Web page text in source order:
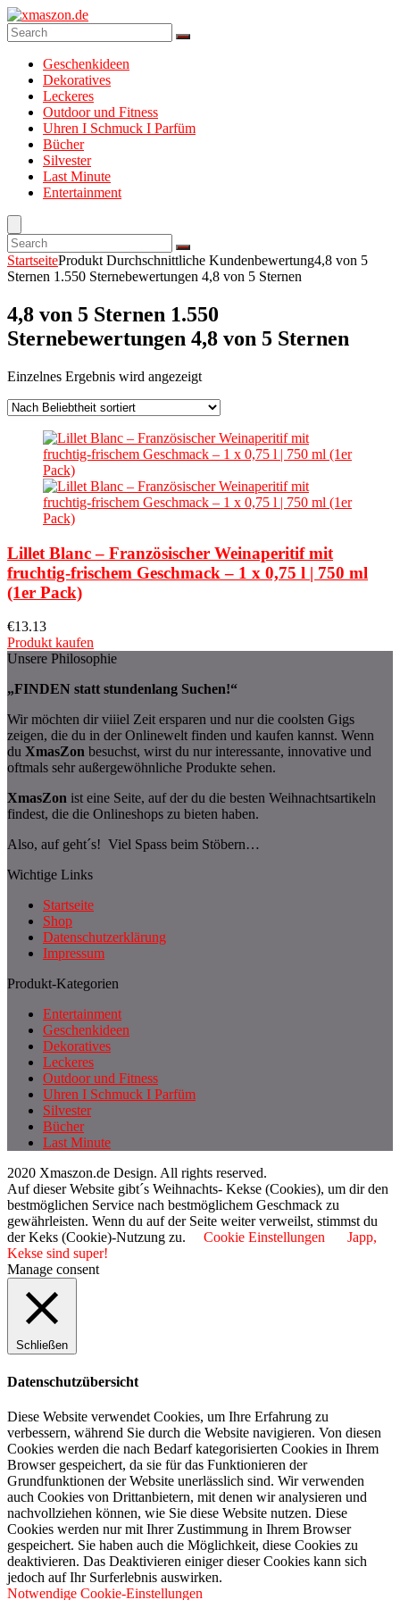
Geschenkideen
Dekoratives
Leckeres
Outdoor und Fitness
Uhren I Schmuck I Parfüm
Bücher
Silvester
Last Minute
Entertainment
StartseiteProdukt Durchschnittliche Kundenbewertung4,8 von 5
Sternen 1.550 Sternebewertungen 4,8 von 5 Sternen
4,8 von 5 Sternen 1.550
Sternebewertungen 4,8 von 5 Sternen
Einzelnes Ergebnis wird angezeigt
Lillet Blanc – Französischer Weinaperitif mit
fruchtig-frischem Geschmack – 1 x 0,75 l | 750 ml
(1er Pack)
€13.13
Produkt kaufen
Unsere Philosophie
„FINDEN statt stundenlang Suchen!“
Wir möchten dir viiiel Zeit ersparen und nur die coolsten Gigs
zeigen, die du in der Onlinewelt finden und kaufen kannst. Wenn
du XmasZon besuchst, wirst du nur interessante, innovative und
oftmals sehr außergewöhnliche Produkte sehen.
XmasZon ist eine Seite, auf der du die besten Weihnachtsartikeln
findest, die die Onlineshops zu bieten haben.
Also, auf geht´s! Viel Spass beim Stöbern…
Wichtige Links
Startseite
Shop
Datenschutzerklärung
Impressum
Produkt-Kategorien
Entertainment
Geschenkideen
Dekoratives
Leckeres
Outdoor und Fitness
Uhren I Schmuck I Parfüm
Silvester
Bücher
Last Minute
2020 Xmaszon.de Design. All rights reserved.
Auf dieser Website gibt´s Weihnachts- Kekse (Cookies), um dir den
bestmöglichen Service nach bestmöglichem Geschmack zu
gewährleisten. Wenn du auf der Seite weiter verweilst, stimmst du
der Keks (Cookie)-Nutzung zu.
Cookie Einstellungen
Japp,
Kekse sind super!
Manage consent
Schließen
Datenschutzübersicht
Diese Website verwendet Cookies, um Ihre Erfahrung zu
verbessern, während Sie durch die Website navigieren. Von diesen
Cookies werden die nach Bedarf kategorisierten Cookies in Ihrem
Browser gespeichert, da sie für das Funktionieren der
Grundfunktionen der Website unerlässlich sind. Wir verwenden
auch Cookies von Drittanbietern, mit denen wir analysieren und
nachvollziehen können, wie Sie diese Website nutzen. Diese
Cookies werden nur mit Ihrer Zustimmung in Ihrem Browser
gespeichert. Sie haben auch die Möglichkeit, diese Cookies zu
deaktivieren. Das Deaktivieren einiger dieser Cookies kann sich
jedoch auf Ihr Surferlebnis auswirken.
Notwendige Cookie-Einstellungen